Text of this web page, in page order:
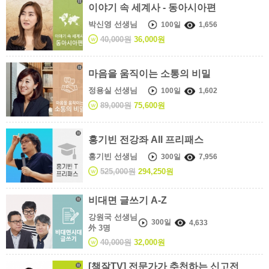
이야기 속 세계사 - 동아시아편
박신영 선생님 100일 1,656
40,000원36,000원
마음을 움직이는 소통의 비밀
정용실 선생님 100일 1,602
89,000원75,600원
홍기빈 전강좌 All 프리패스
홍기빈 선생님 300일 7,956
525,000원294,250원
비대면 글쓰기 A-Z
강원국 선생님
外 3명
300일 4,633
40,000원32,000원